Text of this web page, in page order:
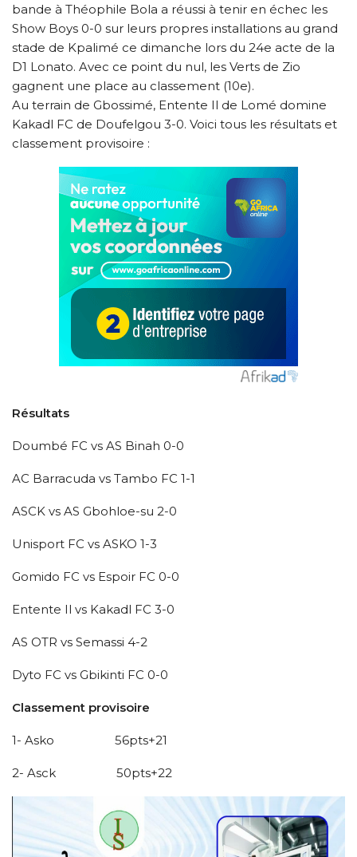
bande à Théophile Bola a réussi à tenir en échec les
Show Boys 0-0 sur leurs propres installations au grand
stade de Kpalimé ce dimanche lors du 24e acte de la
D1 Lonato. Avec ce point du nul, les Verts de Zio
gagnent une place au classement (10e).
Au terrain de Gbossimé, Entente Il de Lomé domine
Kakadl FC de Doufelgou 3-0. Voici tous les résultats et
classement provisoire :
Résultats
Doumbé FC vs AS Binah 0-0
AC Barracuda vs Tambo FC 1-1
ASCK vs AS Gbohloe-su 2-0
Unisport FC vs ASKO 1-3
Gomido FC vs Espoir FC 0-0
Entente Il vs Kakadl FC 3-0
AS OTR vs Semassi 4-2
Dyto FC vs Gbikinti FC 0-0
Classement provisoire
1- Asko 56pts+21
2- Asck 50pts+22